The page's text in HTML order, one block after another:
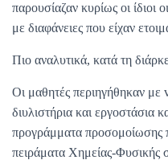
παρουσίαζαν κυρίως οι ίδιοι
με διαφάνειες που είχαν
Πιο αναλυτικά, κατά τη
Οι μαθητές περιηγήθηκαν με
διυλιστήρια και εργοστάσια
προγράμματα προσομοίωσης
πειράματα Χημείας-Φυσικής